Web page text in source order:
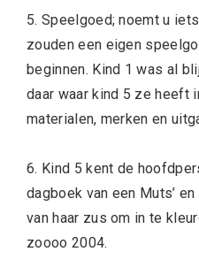
5. Speelgoed; noemt u
zouden een eigen
beginnen. Kind 1 was al
daar waar kind 5 ze heeft
materialen, merken en
6. Kind 5 kent de
dagboek van een Muts’
van haar zus om in te
zoooo 2004.